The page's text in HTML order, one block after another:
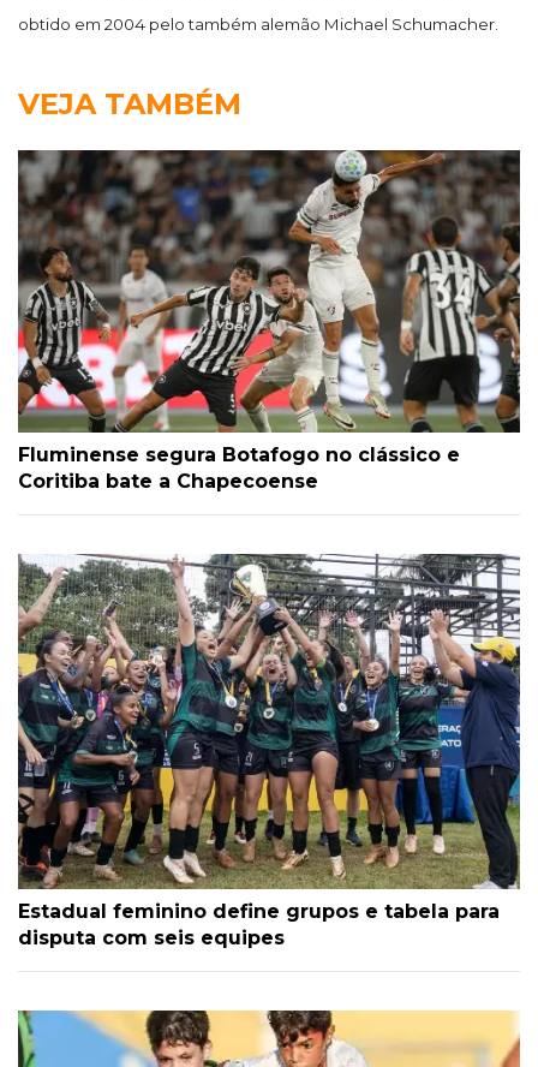
obtido em 2004 pelo também alemão Michael Schumacher.
VEJA TAMBÉM
Fluminense segura Botafogo no clássico e
Coritiba bate a Chapecoense
Estadual feminino define grupos e tabela para
disputa com seis equipes